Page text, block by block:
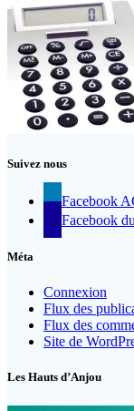
Suivez nous
Facebook
Facebook
Méta
Connexion
Flux des
Flux des
Site de
Les Hauts d’Anjou